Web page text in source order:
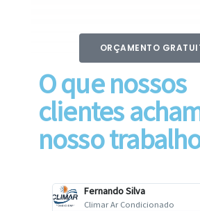
ORÇAMENTO
O que nossos
clientes
nosso
Fernando Silva
Climar Ar Condicionado